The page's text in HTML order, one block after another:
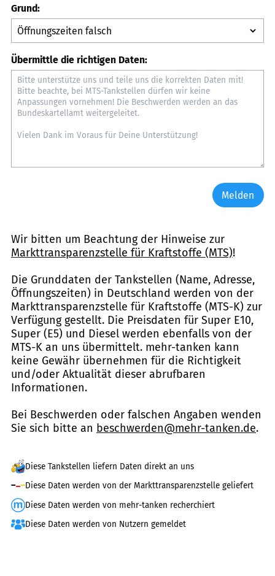
Grund:
Übermittle die richtigen Daten:
Melden
Wir bitten um Beachtung der Hinweise zur
Markttransparenzstelle für Kraftstoffe (MTS)!
Die Grunddaten der Tankstellen (Name, Adresse,
Öffnungszeiten) in Deutschland werden von der
Markttransparenzstelle für Kraftstoffe (MTS-K) zur
Verfügung gestellt. Die Preisdaten für Super E10,
Super (E5) und Diesel werden ebenfalls von der
MTS-K an uns übermittelt. mehr-tanken kann
keine Gewähr übernehmen für die Richtigkeit
und/oder Aktualität dieser abrufbaren
Informationen.
Bei Beschwerden oder falschen Angaben wenden
Sie sich bitte an beschwerden@mehr-tanken.de.
Diese Tankstellen liefern Daten direkt an uns
Diese Daten werden von der Markttransparenzstelle geliefert
Diese Daten werden von mehr-tanken recherchiert
Diese Daten werden von Nutzern gemeldet